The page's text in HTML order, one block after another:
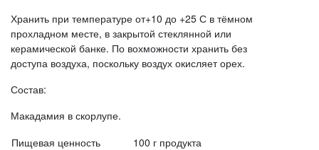
Хранить при температуре от+10 до +25 С в тёмном
прохладном месте, в закрытой стеклянной или
керамической банке. По вохможности хранить без
доступа воздуха, поскольку воздух окисляет орех.
Состав:
Макадамия в скорлупе.
Пищевая ценность
100 г продукта